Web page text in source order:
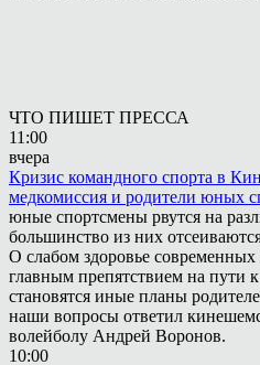
ЧТО ПИШЕТ ПРЕССА
11:00
вчера
Кризис командного спорта в
медкомиссия и родители юных
юные спортсмены рвутся на
большинство из них
О слабом здоровье
главным препятствием на пути
становятся иные планы
наши вопросы ответил
волейболу Андрей Воронов.
10:00